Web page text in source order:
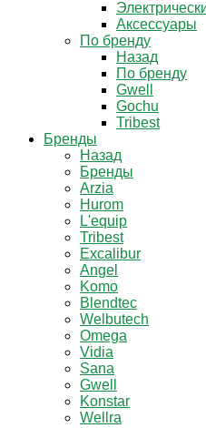
Аксессуары
По бренду
Назад
По бренду
Gwell
Gochu
Tribest
Бренды
Назад
Бренды
Arzia
Hurom
L'equip
Tribest
Excalibur
Angel
Komo
Blendtec
Welbutech
Omega
Vidia
Sana
Gwell
Konstar
Wellra